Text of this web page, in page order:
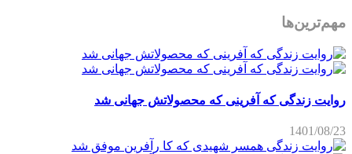
مهم‌ترین‌ها
روایت زندگی که آفرینی که محصولاتش جهانی شد
1401/08/23